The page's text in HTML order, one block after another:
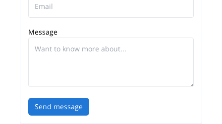
(Practical snow conditions and avalanche risk
management)
Message
Send message